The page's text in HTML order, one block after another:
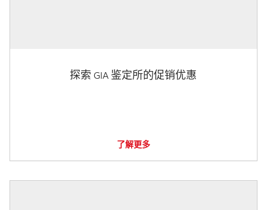
探索 GIA 鉴定所的促销优惠
了解更多